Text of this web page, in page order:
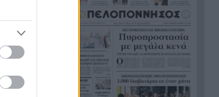
δασών της μέσα σε μία
δεκαετία
Το χρώμα που έχουν δει μόλις
7 άνθρωποι στον κόσμο
16:03
Τριπλή έξοδος από το κόμμα
Καρυστιανού: Η σκληρή
επιστολή Κοτσόργιου